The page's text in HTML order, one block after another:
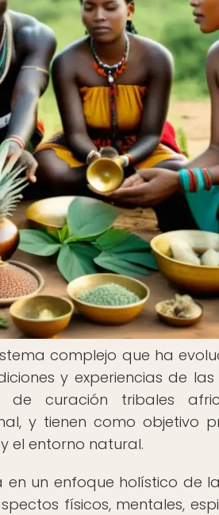
complejo que ha
y experiencias de
de curación tribales
y tienen como objetivo
el entorno natural.
un enfoque holístico de
físicos, mentales,